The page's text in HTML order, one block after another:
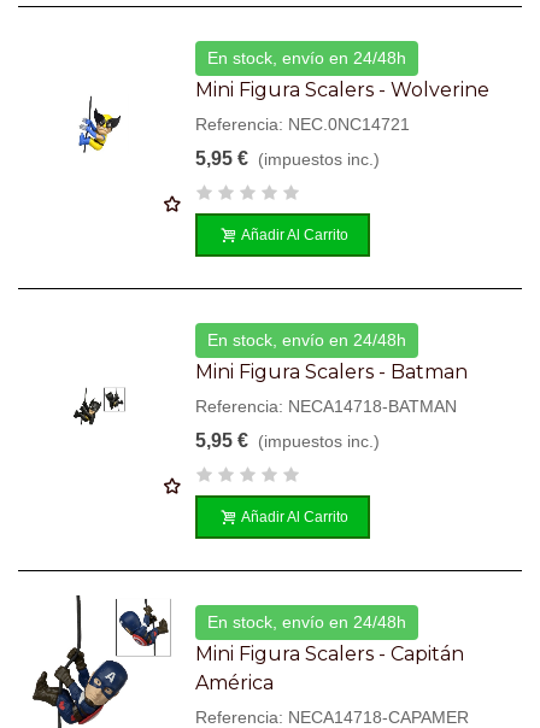
En stock, envío en 24/48h
Mini Figura Scalers - Wolverine
Referencia: NEC.0NC14721
5,95 € (impuestos inc.)
Añadir Al Carrito
En stock, envío en 24/48h
Mini Figura Scalers - Batman
Referencia: NECA14718-BATMAN
5,95 € (impuestos inc.)
Añadir Al Carrito
En stock, envío en 24/48h
Mini Figura Scalers - Capitán
América
Referencia: NECA14718-CAPAMER